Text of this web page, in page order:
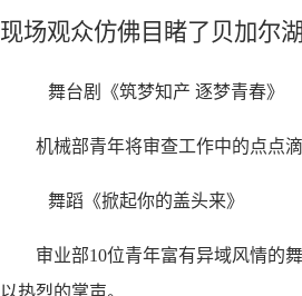
现场观众仿佛目睹了贝加尔湖
舞台剧《筑梦知产 逐梦青春》
机械部青年将审查工作中的点点
舞蹈《掀起你的盖头来》
审业部10位青年富有异域风情的
以热烈的掌声。